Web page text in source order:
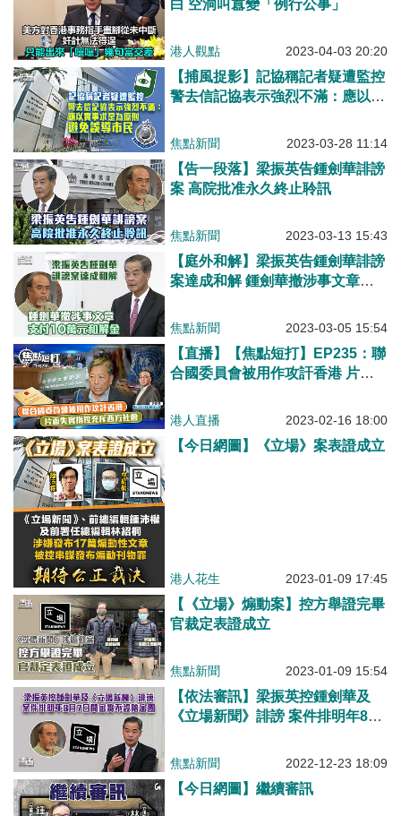
白 空洞叫囂變「例行公事」
港人觀點 2023-04-03 20:20
【捕風捉影】記協稱記者疑遭監控
警去信記協表示強烈不滿：應以實
焦點新聞 2023-03-28 11:14
【告一段落】梁振英告鍾劍華誹謗
案 高院批准永久終止聆訊
焦點新聞 2023-03-13 15:43
【庭外和解】梁振英告鍾劍華誹謗
案達成和解 鍾劍華撤涉事文章並
焦點新聞 2023-03-05 15:54
【直播】【焦點短打】EP235：聯
合國委員會被用作攻訐香港 片面
港人直播 2023-02-16 18:00
【今日網圖】《立場》案表證成立
港人花生 2023-01-09 17:45
【《立場》煽動案】控方舉證完畢
官裁定表證成立
焦點新聞 2023-01-09 15:54
【依法審訊】梁振英控鍾劍華及
《立場新聞》誹謗 案件排明年8月
焦點新聞 2022-12-23 18:09
【今日網圖】繼續審訊